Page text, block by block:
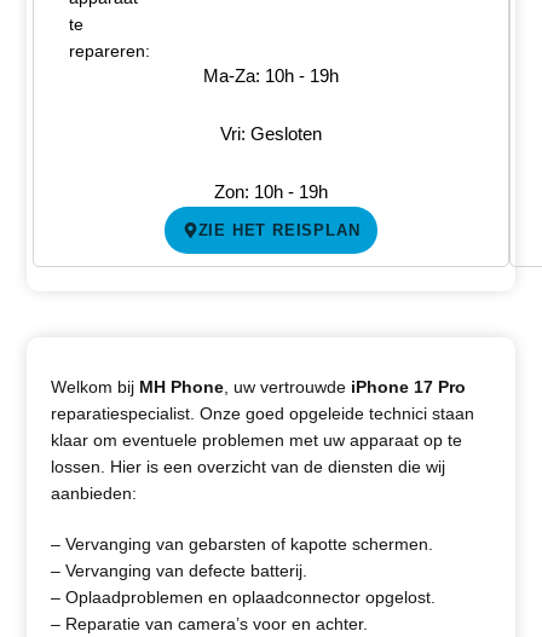
te
repareren:
Ma-Za: 10h - 19h
Vri: Gesloten
Zon: 10h - 19h
ZIE HET REISPLAN
Welkom bij MH Phone , uw vertrouwde iPhone 17 Pro
reparatiespecialist. Onze goed opgeleide technici staan ​​
klaar om eventuele problemen met uw apparaat op te
lossen. Hier is een overzicht van de diensten die wij
aanbieden:
– Vervanging van gebarsten of kapotte schermen.
– Vervanging van defecte batterij.
– Oplaadproblemen en oplaadconnector opgelost.
– Reparatie van camera’s voor en achter.